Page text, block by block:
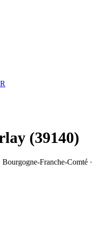
(39140)
Bourgogne-Franche-Comté ·